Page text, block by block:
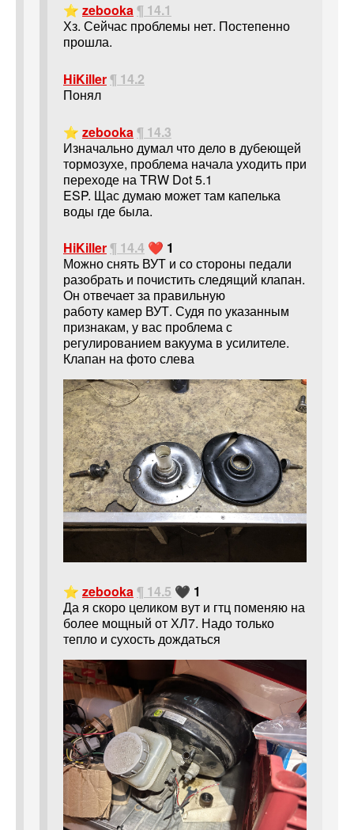
⭐ zebooka¶ 14.1
Хз. Сейчас проблемы нет. Постепенно
прошла.
HiKiller¶ 14.2
Понял
⭐ zebooka¶ 14.3
Изначально думал что дело в дубеющей
тормозухе, проблема начала уходить при
переходе на TRW Dot 5.1
ESP. Щас думаю может там капелька
воды где была.
HiKiller¶ 14.4 ❤️ 1
Можно снять ВУТ и со стороны педали
разобрать и почистить следящий клапан.
Он отвечает за правильную
работу камер ВУТ. Судя по указанным
признакам, у вас проблема с
регулированием вакуума в усилителе.
Клапан на фото слева
⭐ zebooka¶ 14.5 🖤 1
Да я скоро целиком вут и гтц поменяю на
более мощный от ХЛ7. Надо только
тепло и сухость дождаться